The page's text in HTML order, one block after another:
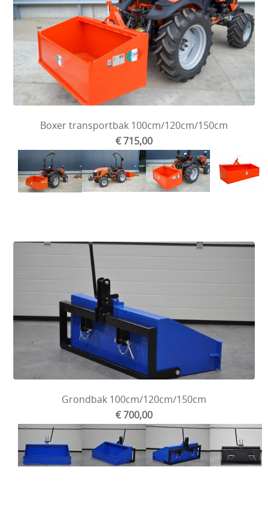
Boxer transportbak 100cm/120cm/150cm
€ 715,00
Grondbak 100cm/120cm/150cm
€ 700,00